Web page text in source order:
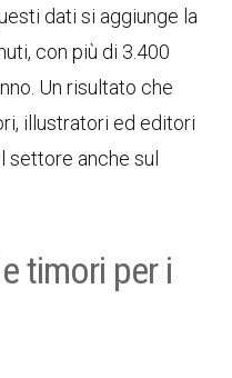
dati si aggiunge la
con più di 3.400
Un risultato che
illustratori ed editori
settore anche sul
timori per i